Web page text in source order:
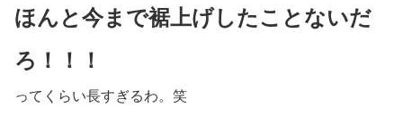
ほんと今まで裾上げしたことないだ
ろ！！！
ってくらい長すぎるわ。笑